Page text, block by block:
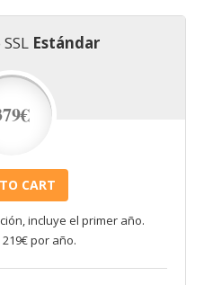
Estándar
incluye el primer año.
por año.